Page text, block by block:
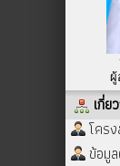
ผู้
เกี่ย
โคร
ข้อมู